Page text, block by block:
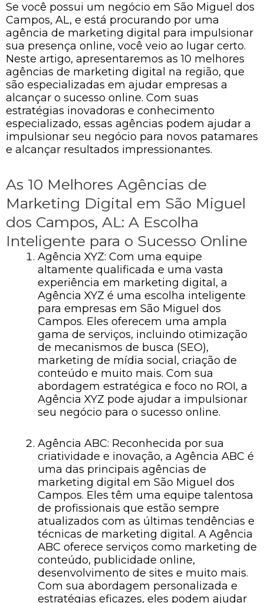
Se você possui um negócio em São Miguel dos
Campos, AL, e está procurando por uma
agência de marketing digital para impulsionar
sua presença online, você veio ao lugar certo.
Neste artigo, apresentaremos as 10 melhores
agências de marketing digital na região, que
são especializadas em ajudar empresas a
alcançar o sucesso online. Com suas
estratégias inovadoras e conhecimento
especializado, essas agências podem ajudar a
impulsionar seu negócio para novos patamares
e alcançar resultados impressionantes.
As 10 Melhores Agências de
Marketing Digital em São Miguel
dos Campos, AL: A Escolha
Inteligente para o Sucesso Online
Agência XYZ: Com uma equipe
altamente qualificada e uma vasta
experiência em marketing digital, a
Agência XYZ é uma escolha inteligente
para empresas em São Miguel dos
Campos. Eles oferecem uma ampla
gama de serviços, incluindo otimização
de mecanismos de busca (SEO),
marketing de mídia social, criação de
conteúdo e muito mais. Com sua
abordagem estratégica e foco no ROI, a
Agência XYZ pode ajudar a impulsionar
seu negócio para o sucesso online.
Agência ABC: Reconhecida por sua
criatividade e inovação, a Agência ABC é
uma das principais agências de
marketing digital em São Miguel dos
Campos. Eles têm uma equipe talentosa
de profissionais que estão sempre
atualizados com as últimas tendências e
técnicas de marketing digital. A Agência
ABC oferece serviços como marketing de
conteúdo, publicidade online,
desenvolvimento de sites e muito mais.
Com sua abordagem personalizada e
estratégias eficazes, eles podem ajudar